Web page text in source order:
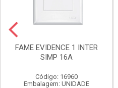
FAME EVIDENCE 1 INTER
SIMP 16A
Código: 16960
Embalagem: UNIDADE